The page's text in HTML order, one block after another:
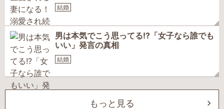
結婚
男は本気でこう思ってる!?「女子なら誰でも
いい」発言の真相
結婚
もっと見る